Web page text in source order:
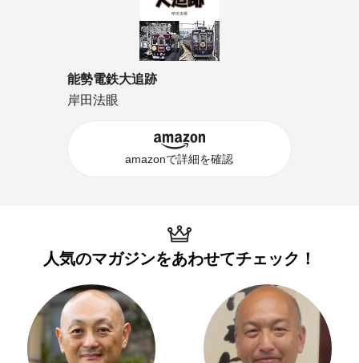
能勢電鉄大追跡
岸田法眼
amazonで詳細を確認
人気のマガジンをあわせてチェック！